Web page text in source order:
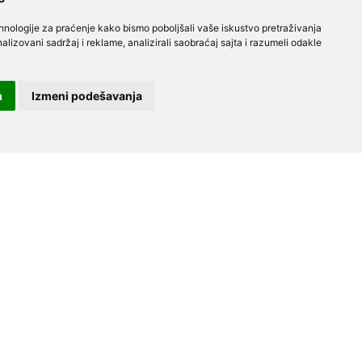
za praćenje kako bismo poboljšali vaše iskustvo pretraživanja
sadržaj i reklame, analizirali saobraćaj sajta i razumeli odakle
Izmeni podešavanja